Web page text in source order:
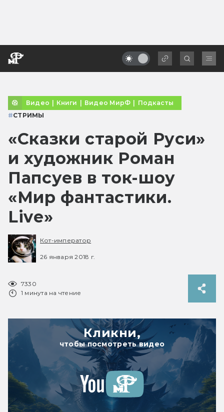
Видео | Книги | Видео МирФ | Подкасты
#СТРИМЫ
«Сказки старой Руси»
и художник Роман
Папсуев в ток-шоу
«Мир фантастики.
Live»
Кот-император
26 января 2018 г.
7330
1 минута на чтение
Кликни,
чтобы посмотреть видео